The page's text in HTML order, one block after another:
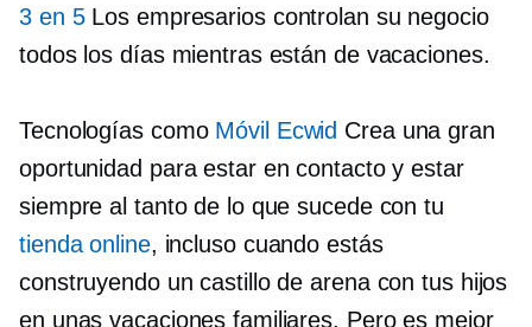
3 en 5Los empresarios controlan su negocio
todos los días mientras están de vacaciones.
Tecnologías como Móvil Ecwid Crea una gran
oportunidad para estar en contacto y estar
siempre al tanto de lo que sucede con tu
tienda online, incluso cuando estás
construyendo un castillo de arena con tus hijos
en unas vacaciones familiares. Pero es mejor